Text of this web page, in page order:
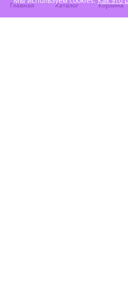
Главная Каталог Корзина